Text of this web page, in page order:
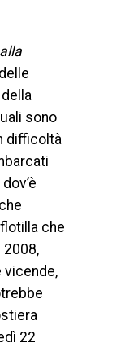
sono
difficoltà
che
2008,
vicende,
22